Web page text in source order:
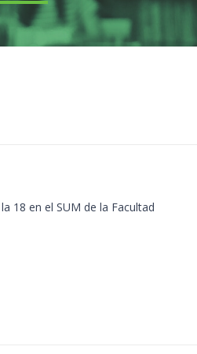
18 en el SUM de la Facultad